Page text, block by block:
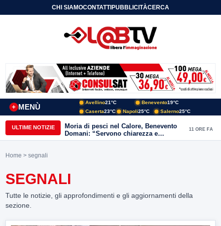
CHI SIAMOCONTATTIPUBBLICITÀCERCA
MENÙ
+
Avellino21°C Benevento19°C
Caserta23°C Napoli25°C Salerno25°C
ULTIME NOTIZIE
Moria di pesci nel Calore, Benevento
Domani: “Servono chiarezza e
approfondimenti sulla gestione
11 ORE FA
Home > segnali
SEGNALI
Tutte le notizie, gli approfondimenti e gli aggiornamenti della
sezione.